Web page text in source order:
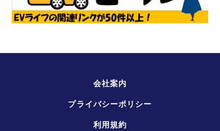
会社案内
プライバシーポリシー
利用規約